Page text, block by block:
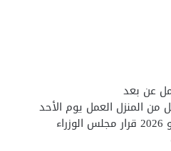
عن بعد
من المنزل العمل يوم الأحد
قرار مجلس الوزراء